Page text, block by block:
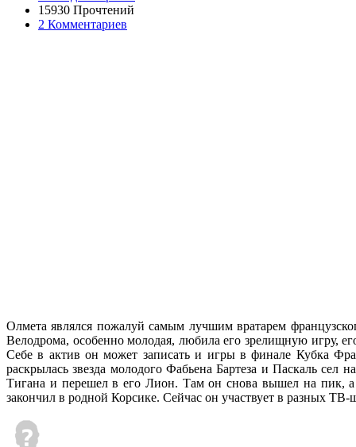
15930 Прочтений
2 Комментариев
Олмета являлся пожалуй самым лучшим вратарем
Велодрома, особенно молодая, любила его зрелищную игру,
Себе в актив он может записать и игры в финале Кубка
раскрылась звезда молодого Фабьена Бартеза и Паскаль
Тигана и перешел в его Лион. Там он снова вышел на пик, а
закончил в родной Корсике. Сейчас он участвует в разных ТВ-